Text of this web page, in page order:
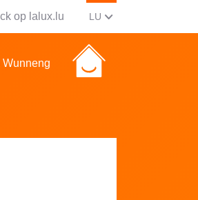
op lalux.lu AKTUELL SPROOCH
LU (LËTZEBUERGESCH)